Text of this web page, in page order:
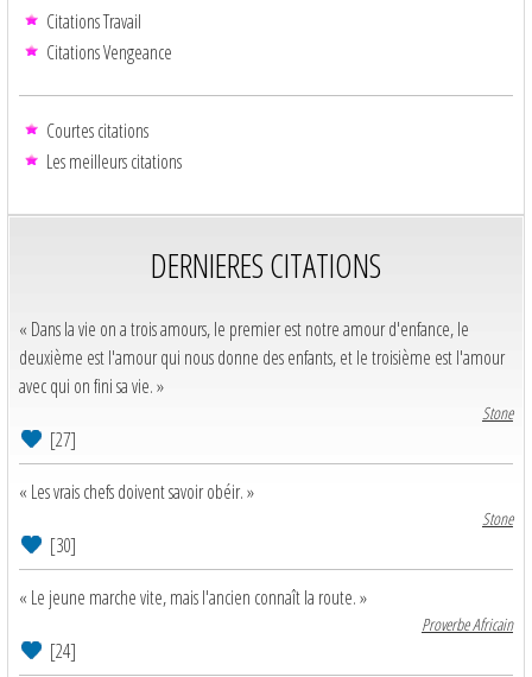
Citations Travail
Citations Vengeance
Courtes citations
Les meilleurs citations
DERNIERES CITATIONS
« Dans la vie on a trois amours, le premier est notre amour d'enfance, le
deuxième est l'amour qui nous donne des enfants, et le troisième est l'amour
avec qui on fini sa vie. »
Stone
[27]
« Les vrais chefs doivent savoir obéir. »
Stone
[30]
« Le jeune marche vite, mais l'ancien connaît la route. »
Proverbe Africain
[24]